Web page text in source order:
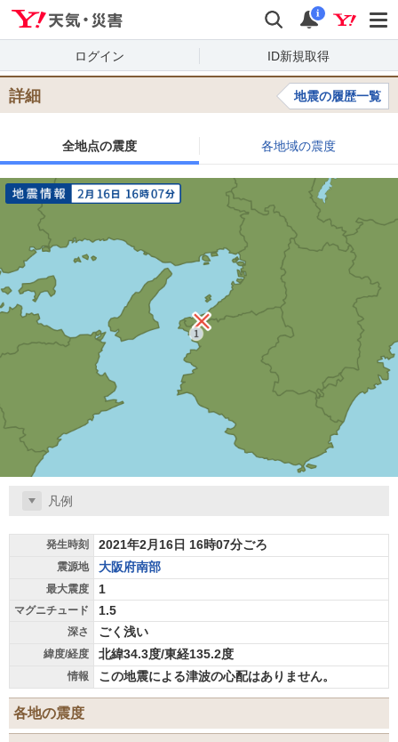
検索 通知
i
ログイン ID新規取得
詳細 地震の履歴一覧
全地点の震度 各地域の震度
凡例
発生時刻 2021年2月16日 16時07分ごろ
震源地 大阪府南部
最大震度 1
マグニチュード 1.5
深さ ごく浅い
緯度/経度 北緯34.3度/東経135.2度
情報 この地震による津波の心配はありません。
各地の震度